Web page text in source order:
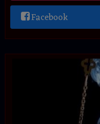
Facebook